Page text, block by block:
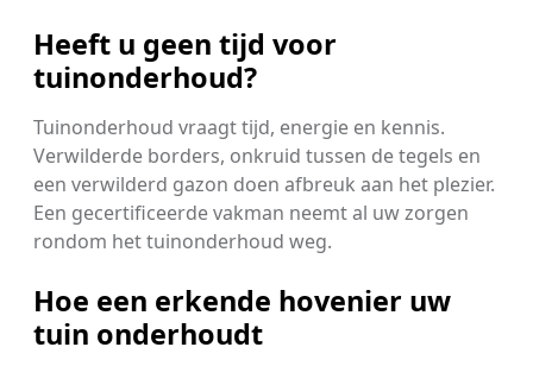
Heeft u geen tijd voor
tuinonderhoud?
Tuinonderhoud vraagt tijd, energie en kennis.
Verwilderde borders, onkruid tussen de tegels en
een verwilderd gazon doen afbreuk aan het plezier.
Een gecertificeerde vakman neemt al uw zorgen
rondom het tuinonderhoud weg.
Hoe een erkende hovenier uw
tuin onderhoudt